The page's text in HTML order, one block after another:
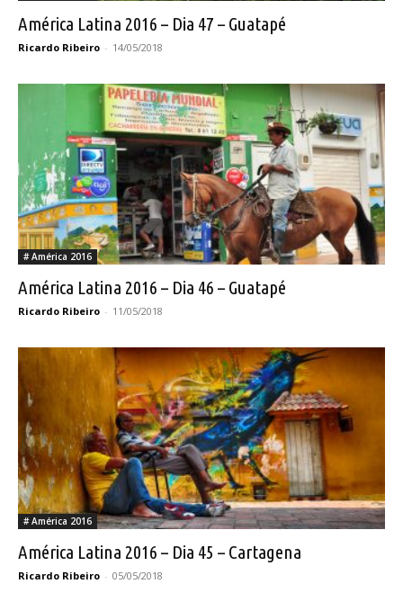
América Latina 2016 – Dia 47 – Guatapé
Ricardo Ribeiro - 14/05/2018
# América 2016
América Latina 2016 – Dia 46 – Guatapé
Ricardo Ribeiro - 11/05/2018
# América 2016
América Latina 2016 – Dia 45 – Cartagena
Ricardo Ribeiro - 05/05/2018